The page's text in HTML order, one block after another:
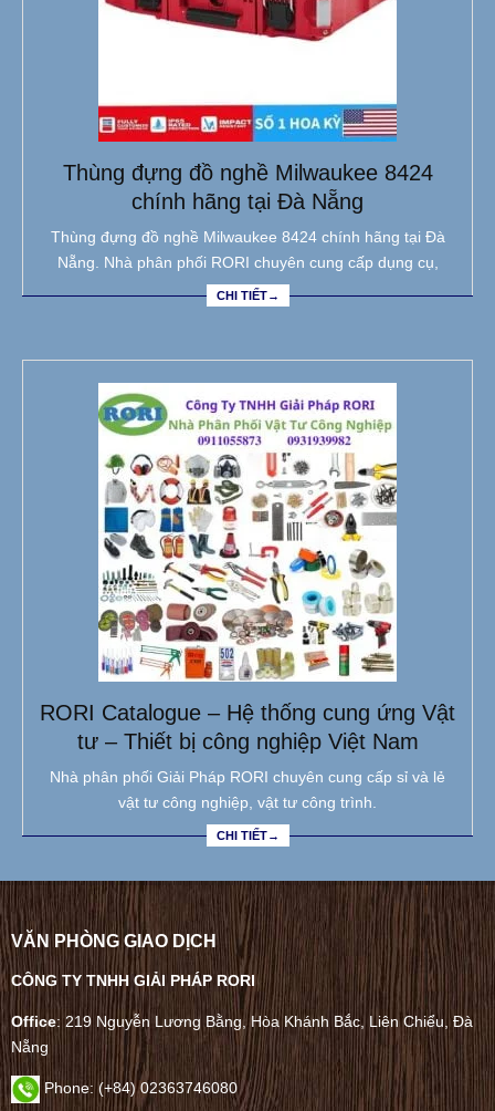
Thùng đựng đồ nghề Milwaukee 8424
chính hãng tại Đà Nẵng
Thùng đựng đồ nghề Milwaukee 8424 chính hãng tại Đà
Nẵng. Nhà phân phối RORI chuyên cung cấp dụng cụ,
CHI TIẾT→
RORI Catalogue – Hệ thống cung ứng Vật
tư – Thiết bị công nghiệp Việt Nam
Nhà phân phối Giải Pháp RORI chuyên cung cấp sỉ và lẻ
vật tư công nghiệp, vật tư công trình.
CHI TIẾT→
VĂN PHÒNG GIAO DỊCH
CÔNG TY TNHH GIẢI PHÁP RORI
Office: 219 Nguyễn Lương Bằng, Hòa Khánh Bắc, Liên Chiểu, Đà
Nẵng
Phone:(+84) 02363746080